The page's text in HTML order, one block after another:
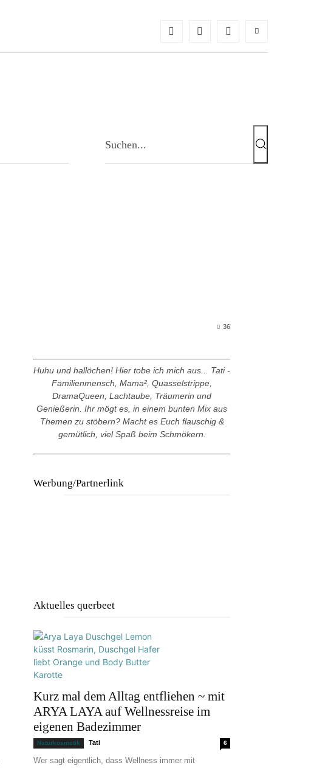
Suchen...
36
Huhu und hallöchen! Hier tobe ich mich aus... Tati -
Familienmensch, Mama², Quasselstrippe,
DramaQueen, Lachtaube, Träumerin und
Genießerin. Ihr mögt es, in einem bunten Mix aus
Themen zu stöbern? Macht es Euch flauschig &
gemütlich, viel Spaß beim Schmökern.
Werbung/Partnerlink
Aktuelles querbeet
Kurz mal dem Alltag entfliehen ~ mit
ARYA LAYA auf Wellnessreise im
eigenen Badezimmer
Naturkosmetik Tati 6
Wer sagt eigentlich, dass Wellness immer mit